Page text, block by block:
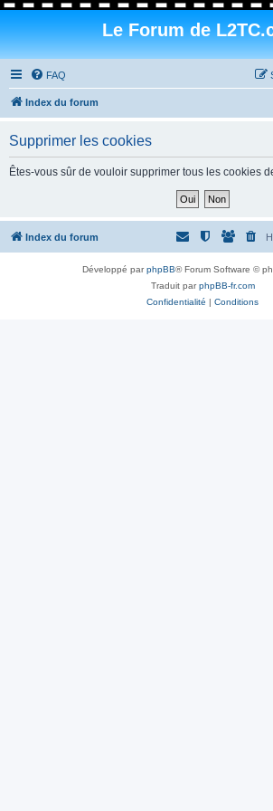
Le Forum de
FAQ
Index du forum
Supprimer les cookies
Êtes-vous sûr de vouloir supprimer tous les cookies
Index du forum
Développé parphpBB® Forum Software ©
Traduit parphpBB-fr.com
Confidentialité | Conditions